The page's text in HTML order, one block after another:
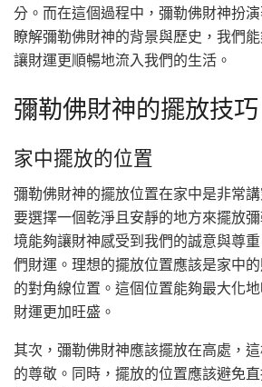
分。而在這個過程中，彌勒佛財神扮
瞭解彌勒佛財神的背景與歷史，我們
讓財運更順暢地流入我們的生活。
彌勒佛財神的擺放技巧
家中擺放的位置
彌勒佛財神的擺放位置在家中是非常
要選擇一個乾淨且安靜的地方來擺放
境能夠讓財神感受到我們的誠意與尊
們財運。理想的擺放位置應該是家中
的對角線位置。這個位置能夠最大化
財運更加旺盛。
其次，彌勒佛財神應該擺放在高處，
的尊敬。同時，擺放的位置應該避免